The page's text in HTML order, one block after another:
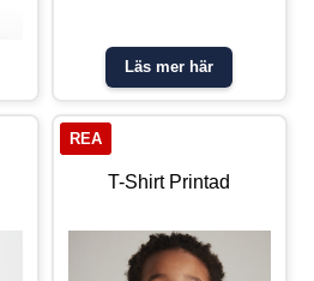
Läs mer här
extra tyg. Produkten är OEKO-
TEX® Standard 100-
certifierad. Material: 83%
T-Shirt Printad
REA